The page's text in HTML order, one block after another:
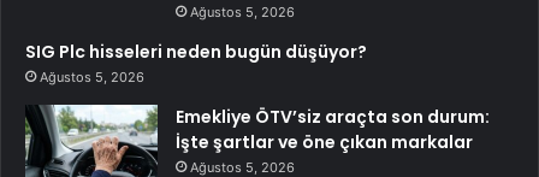
Ağustos 5, 2026
SIG Plc hisseleri neden bugün düşüyor?
Ağustos 5, 2026
Emekliye ÖTV’siz araçta son durum:
İşte şartlar ve öne çıkan markalar
Ağustos 5, 2026